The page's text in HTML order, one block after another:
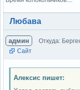
Вне форума
Любава
админ Откуда:
Сайт
Алексис пишет: